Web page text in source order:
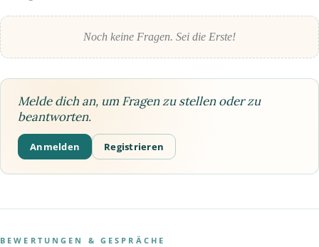
Noch keine Fragen. Sei die Erste!
Melde dich an, um Fragen zu stellen oder zu
beantworten.
Anmelden Registrieren
BEWERTUNGEN & GESPRÄCHE